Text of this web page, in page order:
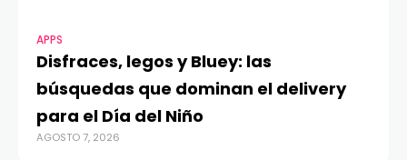
APPS
Disfraces, legos y Bluey: las
búsquedas que dominan el delivery
para el Día del Niño
AGOSTO 7, 2026